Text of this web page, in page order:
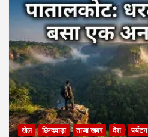
खेल छिन्दवाड़ा ताजा खबर देश पर्यटन